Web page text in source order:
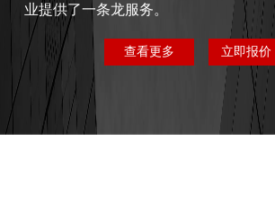
业提供了一条龙服务。
查看更多 立即报价